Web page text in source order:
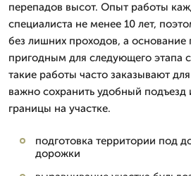
перепадов высот. Опыт работы
специалиста не менее 10 лет,
без лишних проходов, а основание
пригодным для следующего этапа
такие работы часто заказывают
важно сохранить удобный подъезд
границы на участке.
подготовка территории под
дорожки